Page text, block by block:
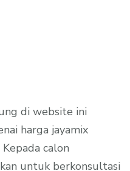
di website ini
harga jayamix
calon
untuk berkonsultasi